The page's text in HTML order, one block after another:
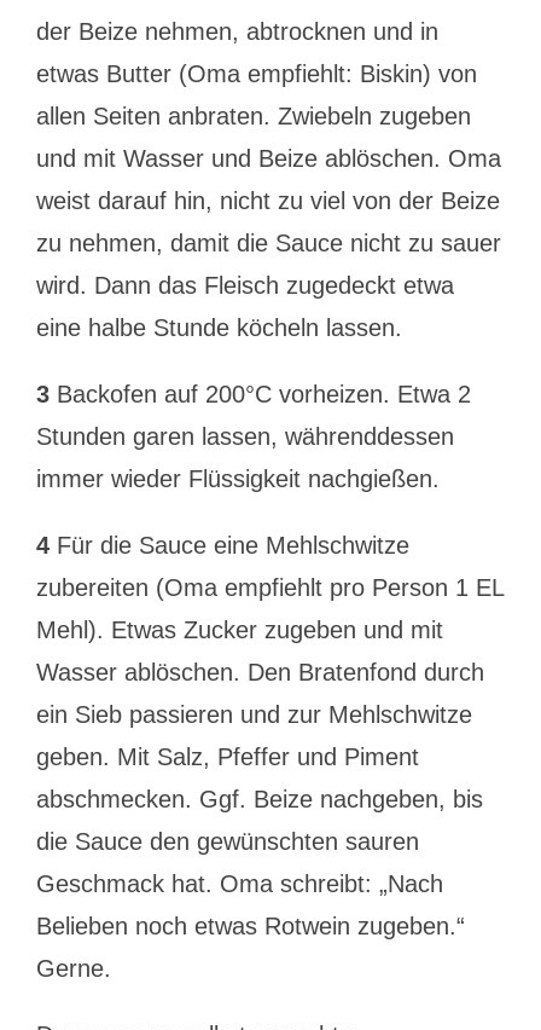
der Beize nehmen, abtrocknen und in
etwas Butter (Oma empfiehlt: Biskin) von
allen Seiten anbraten. Zwiebeln zugeben
und mit Wasser und Beize ablöschen. Oma
weist darauf hin, nicht zu viel von der Beize
zu nehmen, damit die Sauce nicht zu sauer
wird. Dann das Fleisch zugedeckt etwa
eine halbe Stunde köcheln lassen.
3Backofen auf 200°C vorheizen. Etwa 2
Stunden garen lassen, währenddessen
immer wieder Flüssigkeit nachgießen.
4Für die Sauce eine Mehlschwitze
zubereiten (Oma empfiehlt pro Person 1 EL
Mehl). Etwas Zucker zugeben und mit
Wasser ablöschen. Den Bratenfond durch
ein Sieb passieren und zur Mehlschwitze
geben. Mit Salz, Pfeffer und Piment
abschmecken. Ggf. Beize nachgeben, bis
die Sauce den gewünschten sauren
Geschmack hat. Oma schreibt: „Nach
Belieben noch etwas Rotwein zugeben.“
Gerne.